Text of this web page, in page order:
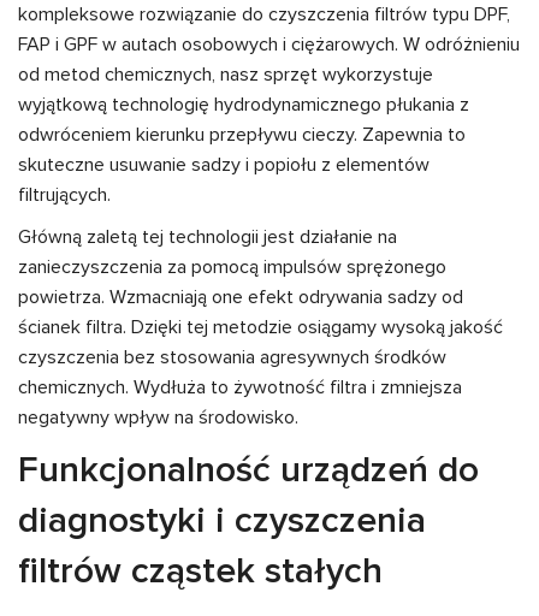
kompleksowe rozwiązanie do czyszczenia filtrów typu DPF,
FAP i GPF w autach osobowych i ciężarowych. W odróżnieniu
od metod chemicznych, nasz sprzęt wykorzystuje
wyjątkową technologię hydrodynamicznego płukania z
odwróceniem kierunku przepływu cieczy. Zapewnia to
skuteczne usuwanie sadzy i popiołu z elementów
filtrujących.
Główną zaletą tej technologii jest działanie na
zanieczyszczenia za pomocą impulsów sprężonego
powietrza. Wzmacniają one efekt odrywania sadzy od
ścianek filtra. Dzięki tej metodzie osiągamy wysoką jakość
czyszczenia bez stosowania agresywnych środków
chemicznych. Wydłuża to żywotność filtra i zmniejsza
negatywny wpływ na środowisko.
Funkcjonalność urządzeń do
diagnostyki i czyszczenia
filtrów cząstek stałych